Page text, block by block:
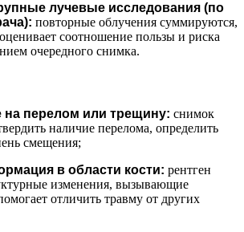
лучевые исследования (по
повторные облучения суммируются,
соотношение пользы и риска
очередного снимка.
на перелом или трещину: снимок
наличие перелома, определить
смещения;
в области кости: рентген
изменения, вызывающие
отличить травму от других